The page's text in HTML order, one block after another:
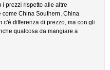
i prezzi rispetto alle altre
China Southern, China
c'è differenza di prezzo, ma con gli
qualcosa da mangiare a